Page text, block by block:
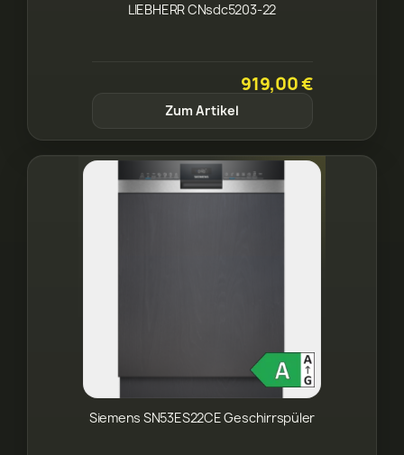
LIEBHERR CNsdc5203-22
919,00 €
Zum Artikel
Siemens SN53ES22CE Geschirrspüler